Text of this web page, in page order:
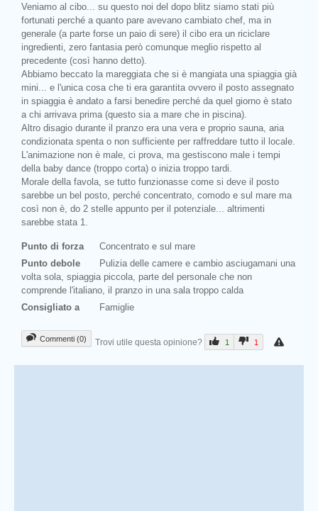
Veniamo al cibo... su questo noi del dopo blitz siamo stati più
fortunati perché a quanto pare avevano cambiato chef, ma in
generale (a parte forse un paio di sere) il cibo era un riciclare
ingredienti, zero fantasia però comunque meglio rispetto al
precedente (così hanno detto).
Abbiamo beccato la mareggiata che si è mangiata una spiaggia già
mini... e l'unica cosa che ti era garantita ovvero il posto assegnato
in spiaggia è andato a farsi benedire perché da quel giorno è stato
a chi arrivava prima (questo sia a mare che in piscina).
Altro disagio durante il pranzo era una vera e proprio sauna, aria
condizionata spenta o non sufficiente per raffreddare tutto il locale.
L'animazione non è male, ci prova, ma gestiscono male i tempi
della baby dance (troppo corta) o inizia troppo tardi.
Morale della favola, se tutto funzionasse come si deve il posto
sarebbe un bel posto, perché concentrato, comodo e sul mare ma
così non è, do 2 stelle appunto per il potenziale... altrimenti
sarebbe stata 1.
Punto di forza
Concentrato e sul mare
Punto debole
Pulizia delle camere e cambio asciugamani una
volta sola, spiaggia piccola, parte del personale che non
comprende l'italiano, il pranzo in una sala troppo calda
Consigliato a
Famiglie
Commenti (0) Trovi utile questa opinione? 1 1